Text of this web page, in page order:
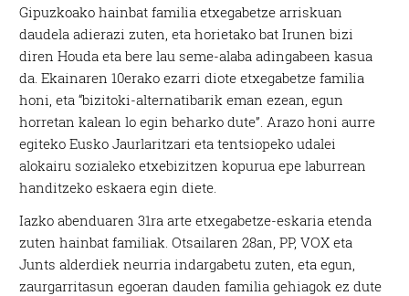
Gipuzkoako hainbat familia etxegabetze arriskuan
daudela adierazi zuten, eta horietako bat Irunen bizi
diren Houda eta bere lau seme-alaba adingabeen kasua
da. Ekainaren 10erako ezarri diote etxegabetze familia
honi, eta “bizitoki-alternatibarik eman ezean, egun
horretan kalean lo egin beharko dute”. Arazo honi aurre
egiteko Eusko Jaurlaritzari eta tentsiopeko udalei
alokairu sozialeko etxebizitzen kopurua epe laburrean
handitzeko eskaera egin diete.
Iazko abenduaren 31ra arte etxegabetze-eskaria etenda
zuten hainbat familiak. Otsailaren 28an, PP, VOX eta
Junts alderdiek neurria indargabetu zuten, eta egun,
zaurgarritasun egoeran dauden familia gehiagok ez dute